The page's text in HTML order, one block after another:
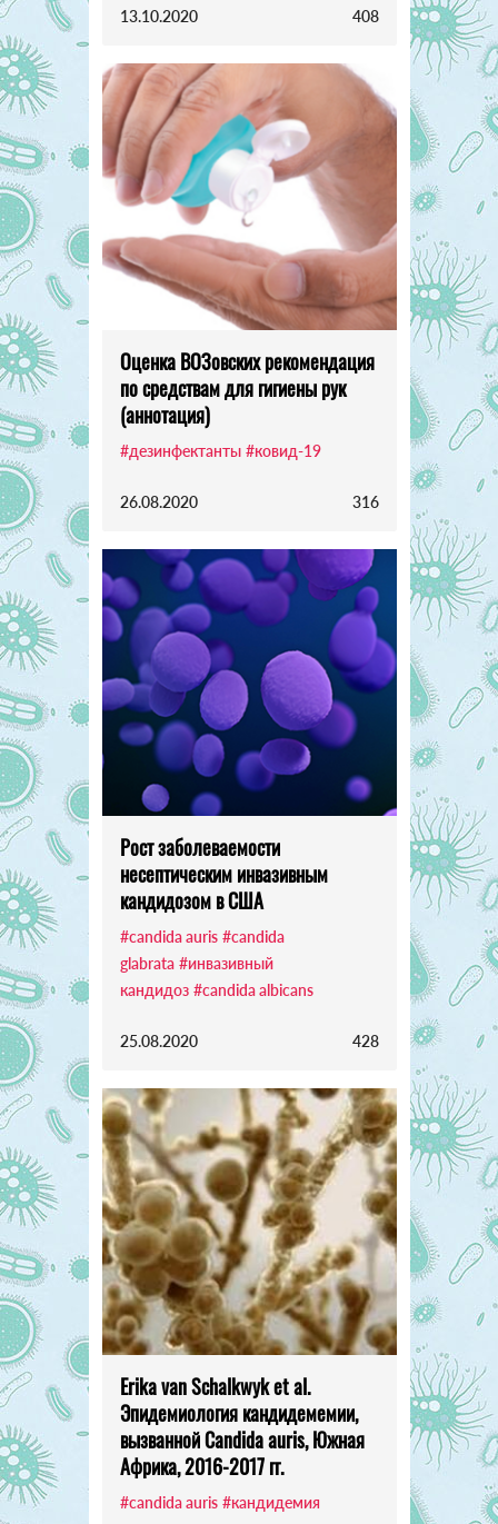
13.10.2020 408
Оценка ВОЗовских рекомендация
по средствам для гигиены рук
(аннотация)
#дезинфектанты #ковид-19
26.08.2020 316
Рост заболеваемости
несептическим инвазивным
кандидозом в США
#candida auris #candida
glabrata #инвазивный
кандидоз #candida albicans
25.08.2020 428
Erika van Schalkwyk et al.
Эпидемиология кандидемемии,
вызванной Candida auris, Южная
Африка, 2016-2017 гг.
#candida auris #кандидемия